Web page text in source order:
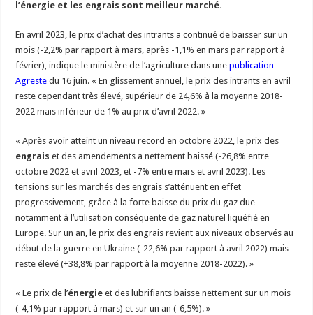
l’énergie et les engrais sont meilleur marché.
En avril 2023, le prix d’achat des intrants a continué de baisser sur un
mois (-2,2% par rapport à mars, après -1,1% en mars par rapport à
février), indique le ministère de l’agriculture dans unepublication
Agreste du 16 juin. « En glissement annuel, le prix des intrants en avril
reste cependant très élevé, supérieur de 24,6% à la moyenne 2018-
2022 mais inférieur de 1% au prix d’avril 2022. »
« Après avoir atteint un niveau record en octobre 2022, le prix des
engrais et des amendements a nettement baissé (-26,8% entre
octobre 2022 et avril 2023, et -7% entre mars et avril 2023). Les
tensions sur les marchés des engrais s’atténuent en effet
progressivement, grâce à la forte baisse du prix du gaz due
notamment à l’utilisation conséquente de gaz naturel liquéfié en
Europe. Sur un an, le prix des engrais revient aux niveaux observés au
début de la guerre en Ukraine (-22,6% par rapport à avril 2022) mais
reste élevé (+38,8% par rapport à la moyenne 2018-2022). »
« Le prix de l’énergie et des lubrifiants baisse nettement sur un mois
(-4,1% par rapport à mars) et sur un an (-6,5%). »